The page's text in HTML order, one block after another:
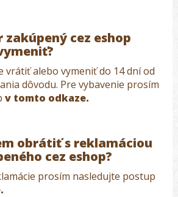
cez eshop
vrátiť alebo vymeniť do 14 dní od
dôvodu. Pre vybavenie prosím
v tomto odkaze.
obrátiť s reklamáciou
cez eshop?
prosím nasledujte postup